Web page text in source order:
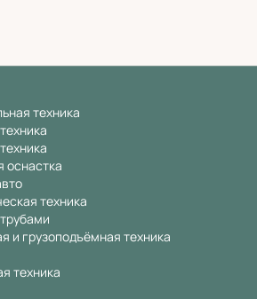
техника
оснастка
техника
и грузоподъёмная техника
техника